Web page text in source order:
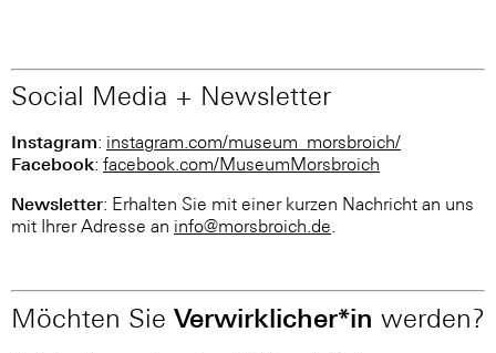
Social Media + Newsletter
Instagram: instagram.com/museum_morsbroich/
Facebook: facebook.com/MuseumMorsbroich
Newsletter: Erhalten Sie mit einer kurzen Nachricht an uns
mit Ihrer Adresse an info@morsbroich.de
Möchten Sie Verwirklicher*in werden?